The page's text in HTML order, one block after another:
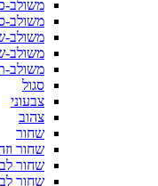
משולב-
משולב-
משולב-
משולב-
משולב-
סגול
צבעוני
צהוב
שחור
שחור
שחור
שחור